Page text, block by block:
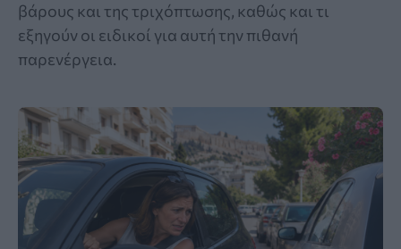
βάρους και της τριχόπτωσης, καθώς και τι
εξηγούν οι ειδικοί για αυτή την πιθανή
παρενέργεια.